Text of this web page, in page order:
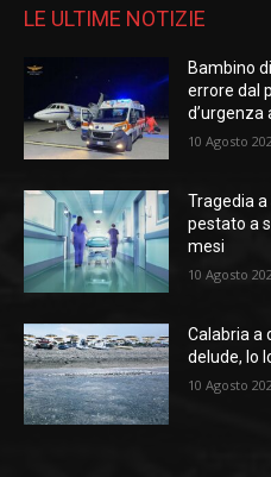
LE ULTIME NOTIZIE
Bambino
errore dal
d’urgenza
10 Agosto
Tragedia
pestato a
mesi
10 Agosto
Calabria a
delude, lo
10 Agosto